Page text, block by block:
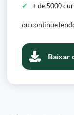
+ de 5000
ou continue
Baixar